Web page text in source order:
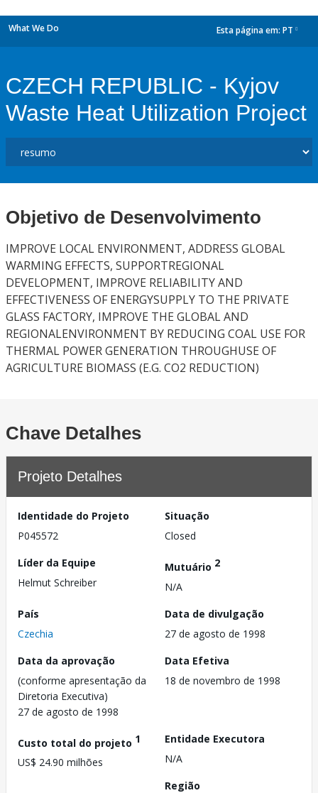
What We Do Esta página em: PT
CZECH REPUBLIC - Kyjov
Waste Heat Utilization Project
Objetivo de Desenvolvimento
IMPROVE LOCAL ENVIRONMENT, ADDRESS GLOBAL
WARMING EFFECTS, SUPPORTREGIONAL
DEVELOPMENT, IMPROVE RELIABILITY AND
EFFECTIVENESS OF ENERGYSUPPLY TO THE PRIVATE
GLASS FACTORY, IMPROVE THE GLOBAL AND
REGIONALENVIRONMENT BY REDUCING COAL USE FOR
THERMAL POWER GENERATION THROUGHUSE OF
AGRICULTURE BIOMASS (E.G. CO2 REDUCTION)
Chave Detalhes
Projeto Detalhes
Identidade do Projeto
P045572
Situação
Closed
Líder da Equipe
Helmut Schreiber
Mutuário 2
N/A
País
Czechia
Data de divulgação
27 de agosto de 1998
Data da aprovação
(conforme apresentação da
Diretoria Executiva)
27 de agosto de 1998
Data Efetiva
18 de novembro de 1998
Custo total do projeto 1
US$ 24.90 milhões
Entidade Executora
N/A
Região